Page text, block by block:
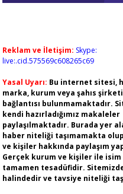
Reklam ve İletişim: Skype:
live:.cid.575569c608265c69
Yasal Uyarı: Bu internet sitesi,
marka, kurum veya şahıs
bağlantısı bulunmamaktadır.
kendi hazırladığımız makaleler
paylaşılmaktadır. Burada yer
haber niteliği taşımamakta
ve kişiler hakkında paylaşım
Gerçek kurum ve kişiler ile
tamamen tesadüfidir.
halindedir ve tavsiye niteliği